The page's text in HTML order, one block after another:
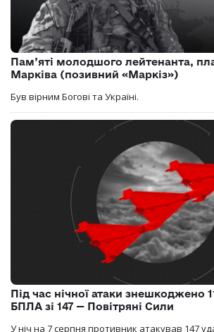
Пам’яті молодшого лейтенанта,
Марківа (позивний «Маркіз»)
Був вірним Богові та Україні.
Під час нічної атаки знешкоджено
БПЛА зі 147 — Повітряні Сили
У ніч на 7 серпня противник атакував 147